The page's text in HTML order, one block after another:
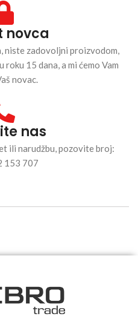
novca
niste zadovoljni proizvodom,
15 dana, a mi ćemo Vam
novac.
nas
ili narudžbu, pozovite broj:
153 707